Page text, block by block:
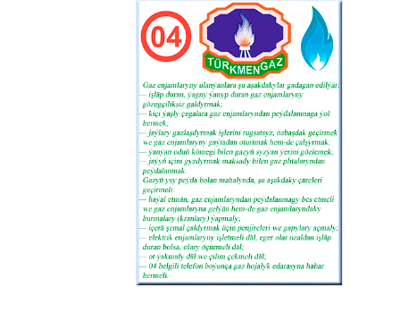
azaltmak üçin döwletimiz tarapyndan
tebigy gazdan wodorod önümçiligini
bellenen ýyllarda döretmek göz
öňünde tutulýar.